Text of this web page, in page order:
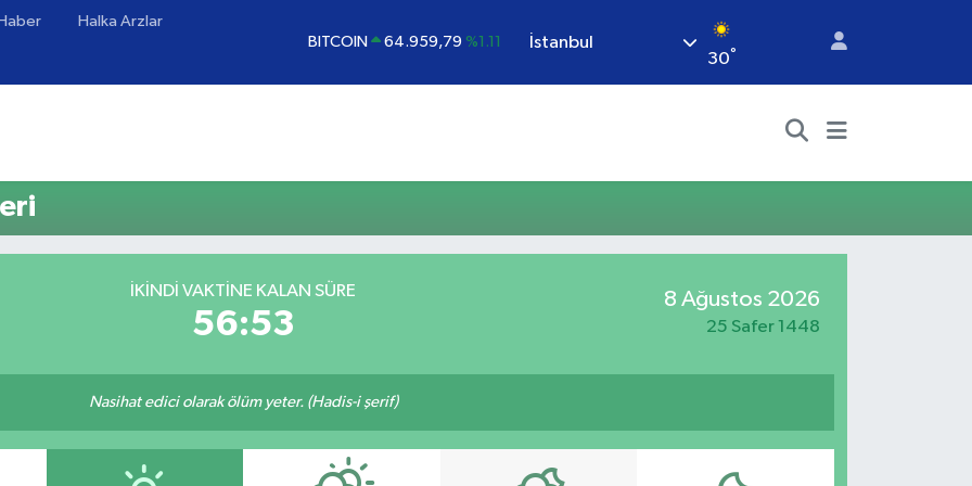
Halka Arzlar
BITCOIN 64.959,79 %1.11
DOLAR 47,7436 %0.18
BİST100 13.779 %-14
İstanbul
30°
İKINDI VAKTINE KALAN SÜRE
56:53
8 Ağustos 2026
25 Safer 1448
Nasihat edici olarak ölüm yeter. (Hadis-i şerif)